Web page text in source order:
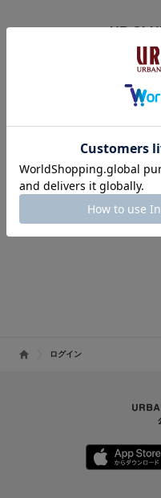
UR
アーバンリサーチオ
オンラインストア・店舗共通会
※UR CLUB会
UR CLUBの詳
ログイン